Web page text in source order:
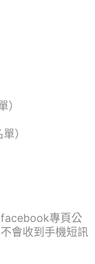
）
）
專頁公
會收到手機短訊